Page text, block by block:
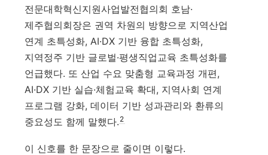
전문대학혁신지원사업발전협의회 호남·
제주협의회장은 권역 차원의 방향으로 지역산업
연계 초특성화, AI·DX 기반 융합 초특성화,
지역정주 기반 글로벌·평생직업교육 초특성화를
언급했다. 또 산업 수요 맞춤형 교육과정 개편,
AI·DX 기반 실습·체험교육 확대, 지역사회 연계
프로그램 강화, 데이터 기반 성과관리와 환류의
중요성도 함께 말했다.2
이 신호를 한 문장으로 줄이면 이렇다.